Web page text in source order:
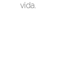
vida.